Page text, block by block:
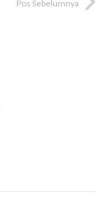
Pos Sebelumnya